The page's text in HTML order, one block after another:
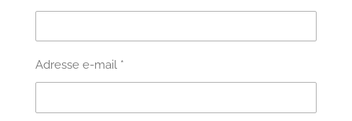
Adresse e-mail *